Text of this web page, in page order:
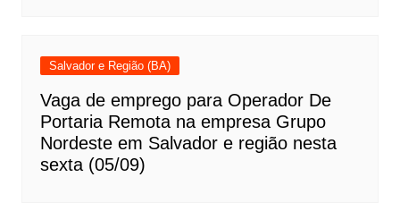
Salvador e Região (BA)
Vaga de emprego para Operador De
Portaria Remota na empresa Grupo
Nordeste em Salvador e região nesta
sexta (05/09)